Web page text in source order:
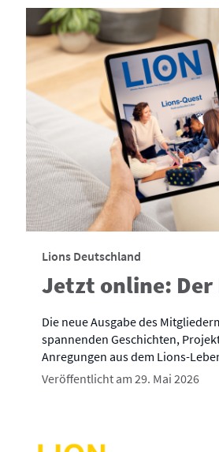
Lions Deutschland
Jetzt online: Der
Die neue Ausgabe des
spannenden Geschichten,
Anregungen aus dem Lions-
Veröffentlicht am 29. Mai 2026